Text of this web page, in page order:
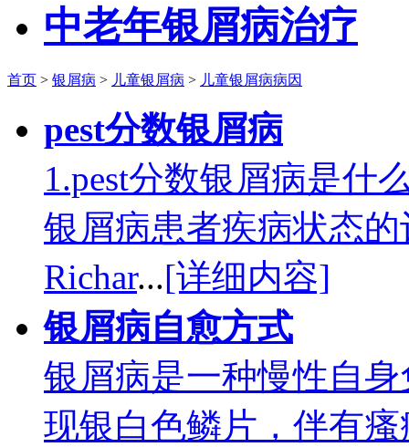
中老年银屑病治疗
首页 > 银屑病 > 儿童银屑病 > 儿童银屑病病因
pest分数银屑病
1.pest分数银屑病是什
银屑病患者疾病状态
Richar...[详细内容]
银屑病自愈方式
银屑病是一种慢性自
现银白色鳞片，伴有